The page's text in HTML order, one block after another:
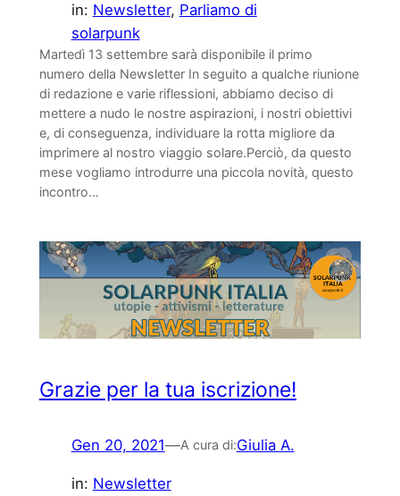
in: Newsletter, Parliamo di
solarpunk
Martedì 13 settembre sarà disponibile il primo
numero della Newsletter In seguito a qualche riunione
di redazione e varie riflessioni, abbiamo deciso di
mettere a nudo le nostre aspirazioni, i nostri obiettivi
e, di conseguenza, individuare la rotta migliore da
imprimere al nostro viaggio solare.Perciò, da questo
mese vogliamo introdurre una piccola novità, questo
incontro…
Grazie per la tua iscrizione!
Gen 20, 2021—A cura di:Giulia A.
in: Newsletter